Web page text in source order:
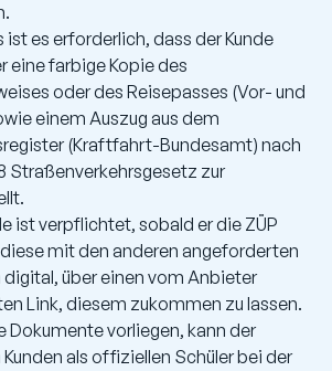
es erforderlich, dass der Kunde
eine farbige Kopie des
oder des Reisepasses (Vor- und
einem Auszug aus dem
(Kraftfahrt-Bundesamt) nach
Straßenverkehrsgesetz zur
ist verpflichtet, sobald er die ZÜP
mit den anderen angeforderten
über einen vom Anbieter
Link, diesem zukommen zu lassen.
Dokumente vorliegen, kann der
als offiziellen Schüler bei der